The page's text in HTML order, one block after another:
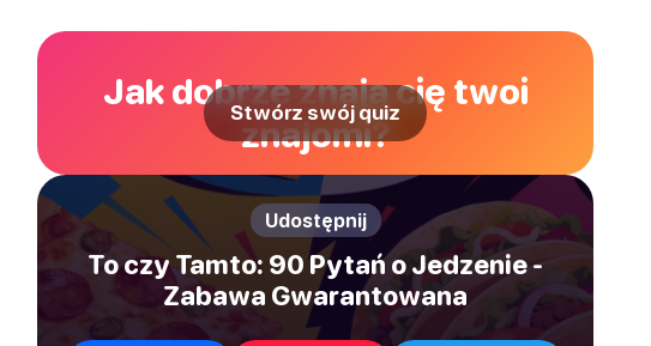
Jak dobrze znają cię twoi
znajomi?
Stwórz swój quiz
Udostępnij
To czy Tamto: 90 Pytań o Jedzenie -
Zabawa Gwarantowana